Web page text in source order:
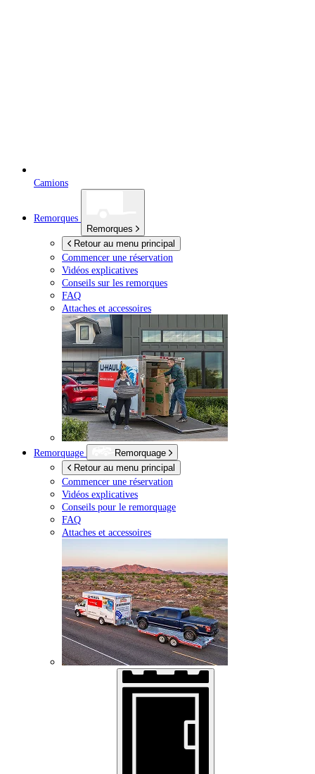
Camions
Remorques
Remorques
Retour au menu principal
Commencer une réservation
Vidéos explicatives
Conseils sur les remorques
FAQ
Attaches et accessoires
Remorquage
Remorquage
Retour au menu principal
Commencer une réservation
Vidéos explicatives
Conseils pour le remorquage
FAQ
Attaches et accessoires